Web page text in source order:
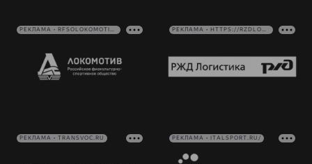
РЕКЛАМА • RFSOLOKOMOTIV.RU РЕКЛАМА • HTTPS://RZDLOG.RU/
РЕКЛАМА • TRANSVOC.RU РЕКЛАМА • ITALSPORT.RU/